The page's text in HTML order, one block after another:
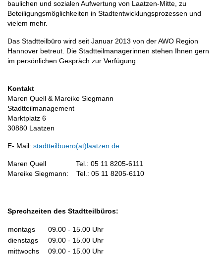
baulichen und sozialen Aufwertung von Laatzen-Mitte, zu
Beteiligungsmöglichkeiten in Stadtentwicklungsprozessen und
vielem mehr.
Das Stadtteilbüro wird seit Januar 2013 von der AWO Region
Hannover betreut. Die Stadtteilmanagerinnen stehen Ihnen gern
im persönlichen Gespräch zur Verfügung.
Kontakt
Maren Quell & Mareike Siegmann
Stadtteilmanagement
Marktplatz 6
30880 Laatzen
E- Mail: stadtteilbuero(at)laatzen.de
Maren Quell Tel.: 05 11 8205-6111
Mareike Siegmann: Tel.: 05 11 8205-6110
Sprechzeiten des Stadtteilbüros:
montags
09.00 - 15.00 Uhr
dienstags
09.00 - 15.00 Uhr
mittwochs
09.00 - 15.00 Uhr